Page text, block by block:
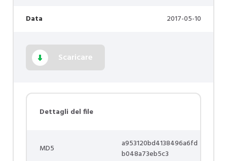
Data 2017-05-10
Scaricare
Dettagli del file
MD5
a953120bd4138496a6fd
b048a73eb5c3